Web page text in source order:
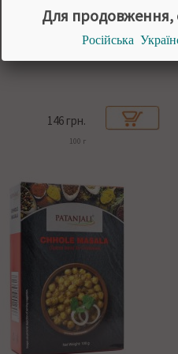
146 грн.
100 г
Для продовження,
Російська